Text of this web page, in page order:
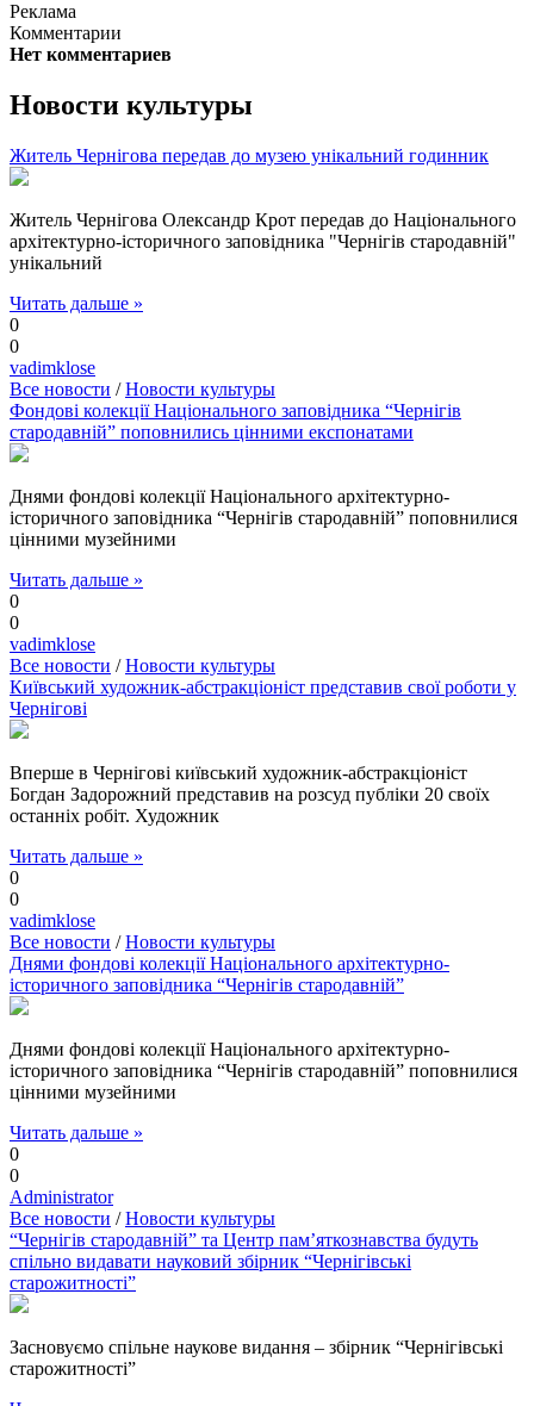
Реклама
Комментарии
Нет комментариев
Новости культуры
Житель Чернігова передав до музею унікальний годинник
Житель Чернігова Олександр Крот передав до Національного
архітектурно-історичного заповідника "Чернігів стародавній"
унікальний
Читать дальше »
0
0
vadimklose
Все новости /Новости культуры
Фондові колекції Національного заповідника “Чернігів
стародавній” поповнились цінними експонатами
Днями фондові колекції Національного архітектурно-
історичного заповідника “Чернігів стародавній” поповнилися
цінними музейними
Читать дальше »
0
0
vadimklose
Все новости /Новости культуры
Київський художник-абстракціоніст представив свої роботи у
Чернігові
Вперше в Чернігові київський художник-абстракціоніст
Богдан Задорожний представив на розсуд публіки 20 своїх
останніх робіт. Художник
Читать дальше »
0
0
vadimklose
Все новости /Новости культуры
Днями фондові колекції Національного архітектурно-
історичного заповідника “Чернігів стародавній”
Днями фондові колекції Національного архітектурно-
історичного заповідника “Чернігів стародавній” поповнилися
цінними музейними
Читать дальше »
0
0
Administrator
Все новости /Новости культуры
“Чернігів стародавній” та Центр пам’яткознавства будуть
спільно видавати науковий збірник “Чернігівські
старожитності”
Засновуємо спільне наукове видання – збірник “Чернігівські
старожитності”